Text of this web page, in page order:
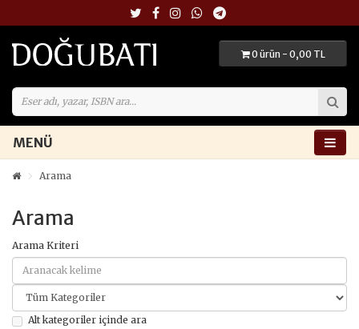
0 ürün - 0,00 TL
MENÜ
Arama
Arama
Arama Kriteri
Alt kategoriler içinde ara